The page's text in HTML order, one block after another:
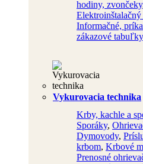
hodiny, zvončeky
Elektroinštalačný
Informačné,
zákazové tabuľky
Vykurovacia technika
Krby, kachle a
Sporáky,
Dymovody,
krbom, Krbové
Prenosné